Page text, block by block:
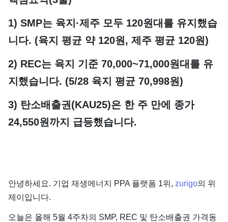
1) SMP는 육지·제주 모두 120원대를 유지했습
니다. (육지 평균 약 120원, 제주 평균 120원)
2) REC는 육지 기준 70,000~71,000원대를 유
지했습니다. (5/28 육지 평균 70,998원)
3) 탄소배출권(KAU25)은 한 주 만에 종가
24,550원까지 급등했습니다.
안녕하세요. 기업 재생에너지 PPA 플랫폼 1위, zurigo의 위
제이입니다.
오늘은 올해 5월 4주차의 SMP, REC 및 탄소배출권 가격동